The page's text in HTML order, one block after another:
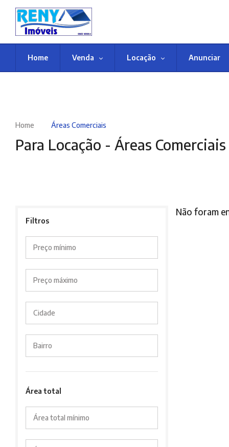
Home Venda Locação Anunciar
Home Áreas Comerciais
Para Locação - Áreas Comerciais
Não foram
Filtros
Preço mínimo
Preço máximo
Cidade
Bairro
Área total
Área total mínimo